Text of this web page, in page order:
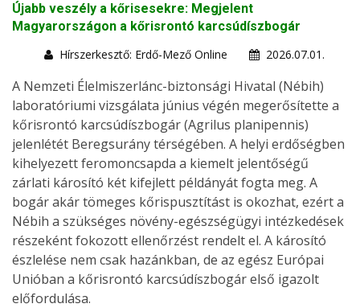
Újabb veszély a kőrisesekre: Megjelent
Magyarországon a kőrisrontó karcsúdíszbogár
Hírszerkesztő: Erdő-Mező Online
2026.07.01.
A Nemzeti Élelmiszerlánc-biztonsági Hivatal (Nébih)
laboratóriumi vizsgálata június végén megerősítette a
kőrisrontó karcsúdíszbogár (Agrilus planipennis)
jelenlétét Beregsurány térségében. A helyi erdőségben
kihelyezett feromoncsapda a kiemelt jelentőségű
zárlati károsító két kifejlett példányát fogta meg. A
bogár akár tömeges kőrispusztítást is okozhat, ezért a
Nébih a szükséges növény-egészségügyi intézkedések
részeként fokozott ellenőrzést rendelt el. A károsító
észlelése nem csak hazánkban, de az egész Európai
Unióban a kőrisrontó karcsúdíszbogár első igazolt
előfordulása.